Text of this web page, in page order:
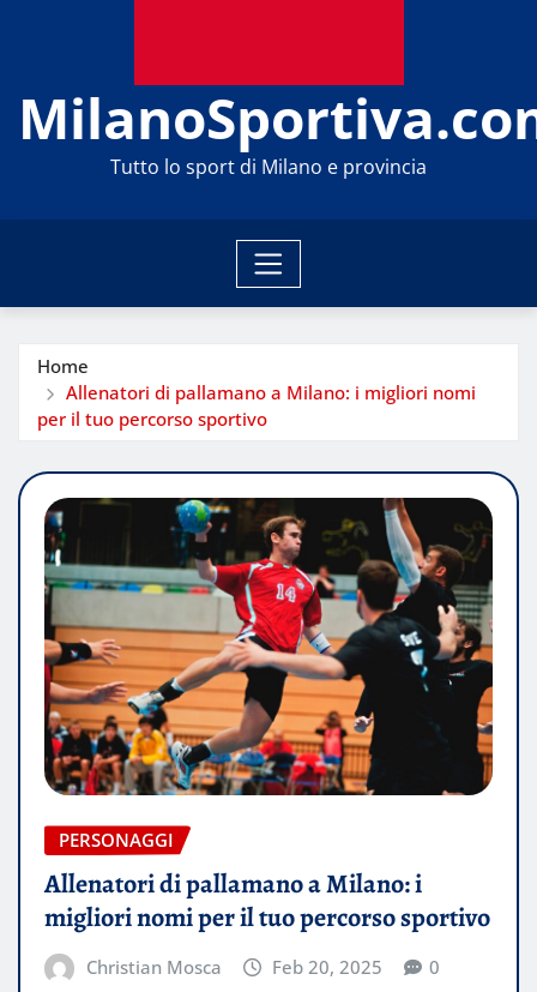
Tutto lo sport di Milano e provincia
Home
Allenatori di pallamano a Milano: i migliori nomi
per il tuo percorso sportivo
PERSONAGGI
Allenatori di pallamano a Milano: i
migliori nomi per il tuo percorso sportivo
Christian Mosca Feb 20, 2025 0